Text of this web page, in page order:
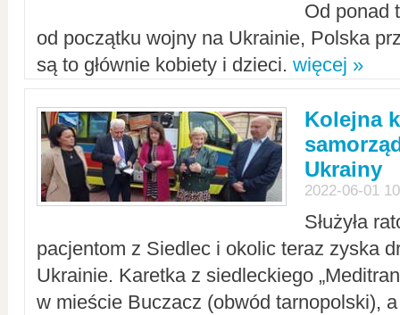
Od ponad
od początku wojny na Ukrainie, Polska
są to głównie kobiety i dzieci. więcej »
Kolejna
Ukrainy
2022-06-01
Służyła
pacjentom z Siedlec i okolic teraz zyska
Ukrainie. Karetka z siedleckiego
w mieście Buczacz (obwód tarnopolski),